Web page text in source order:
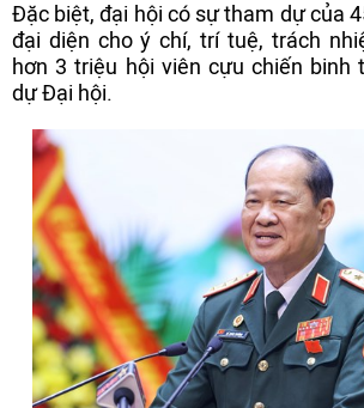
Đặc biệt, đại hội có sự tham dự của
đại diện cho ý chí, trí tuệ, trách
hơn 3 triệu hội viên cựu chiến binh
dự Đại hội.